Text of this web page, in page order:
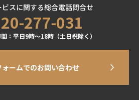
スに関する総合電話問合せ
277-031
：平日9時～18時（土日祝除く）
ォームでのお問い合わせ